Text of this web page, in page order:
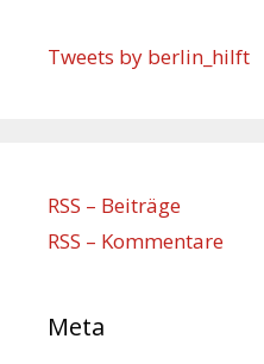
Tweets by berlin_hilft
RSS – Beiträge
RSS – Kommentare
Meta